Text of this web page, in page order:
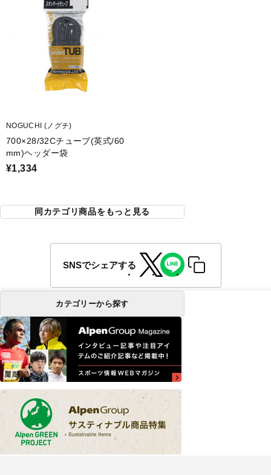
NOGUCHI (ノグチ)
700×28/32Cチューブ(英式/60
mm)ヘッダー袋
¥1,334
同カテゴリ商品をもっと見る
SNSでシェアする
カテゴリーから探す